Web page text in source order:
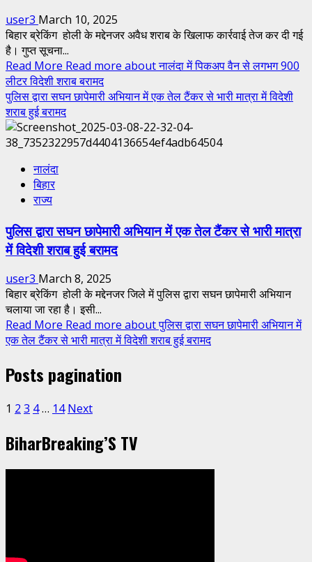
user3 March 10, 2025
बिहार ब्रेकिंग होली के मद्देनजर अवैध शराब के खिलाफ कार्रवाई तेज कर दी गई
है। गुप्त सूचना...
Read More Read more about नालंदा में पिकअप वैन से लगभग 900
लीटर विदेशी शराब बरामद
पुलिस द्वारा सघन छापेमारी अभियान में एक तेल टैंकर से भारी मात्रा में विदेशी
शराब हुई बरामद
नालंदा
बिहार
राज्य
पुलिस द्वारा सघन छापेमारी अभियान में एक तेल टैंकर से भारी मात्रा
में विदेशी शराब हुई बरामद
user3 March 8, 2025
बिहार ब्रेकिंग होली के मद्देनजर जिले में पुलिस द्वारा सघन छापेमारी अभियान
चलाया जा रहा है। इसी...
Read More Read more about पुलिस द्वारा सघन छापेमारी अभियान में
एक तेल टैंकर से भारी मात्रा में विदेशी शराब हुई बरामद
Posts pagination
1 2 3 4… 14 Next
BiharBreaking’S TV